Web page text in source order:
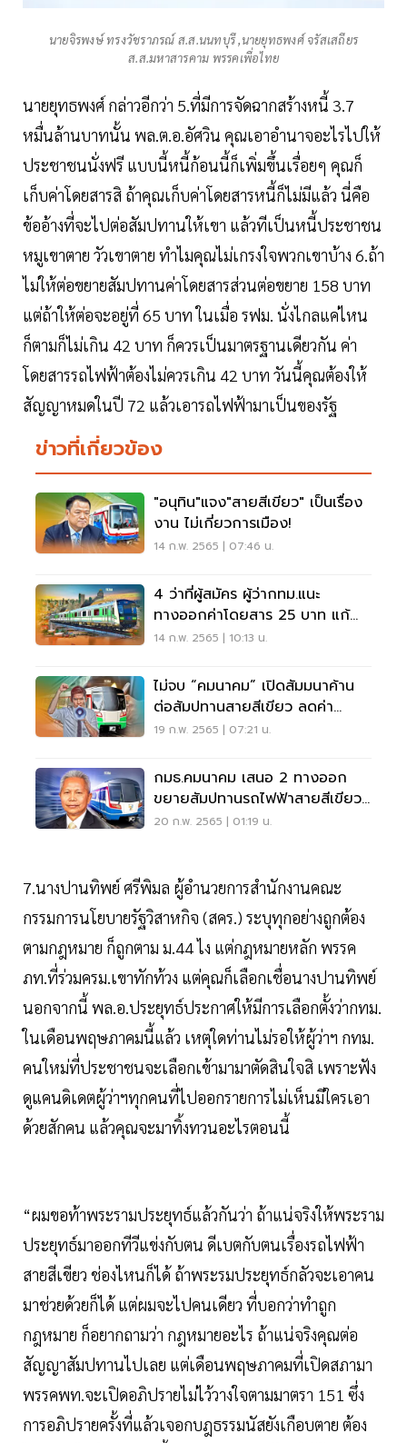
นายจิรพงษ์ ทรงวัชราภรณ์ ส.ส.นนทบุรี ,นายยุทธพงศ์ จรัสเสถียร
ส.ส.มหาสารคาม พรรคเพื่อไทย
นายยุทธพงศ์ กล่าวอีกว่า 5.ที่มีการจัดฉากสร้างหนี้ 3.7
หมื่นล้านบาทนั้น พล.ต.อ.อัศวิน คุณเอาอำนาจอะไรไปให้
ประชาชนนั่งฟรี แบบนี้หนี้ก้อนนี้ก็เพิ่มขึ้นเรื่อยๆ คุณก็
เก็บค่าโดยสารสิ ถ้าคุณเก็บค่าโดยสารหนี้ก็ไม่มีแล้ว นี่คือ
ข้ออ้างที่จะไปต่อสัมปทานให้เขา แล้วทีเป็นหนี้ประชาชน
หมูเขาตาย วัวเขาตาย ทำไมคุณไม่เกรงใจพวกเขาบ้าง 6.ถ้า
ไม่ให้ต่อขยายสัมปทานค่าโดยสารส่วนต่อขยาย 158 บาท
แต่ถ้าให้ต่อจะอยู่ที่ 65 บาท ในเมื่อ รฟม. นั่งไกลแค่ไหน
ก็ตามก็ไม่เกิน 42 บาท ก็ควรเป็นมาตรฐานเดียวกัน ค่า
โดยสารรถไฟฟ้าต้องไม่ควรเกิน 42 บาท วันนี้คุณต้องให้
สัญญาหมดในปี 72 แล้วเอารถไฟฟ้ามาเป็นของรัฐ
ข่าวที่เกี่ยวข้อง
"อนุทิน"แจง"สายสีเขียว" เป็นเรื่อง
งาน ไม่เกี่ยวการเมือง!
14 ก.พ. 2565 | 07:46 น.
4 ว่าที่ผู้สมัคร ผู้ว่ากทม.แนะ
ทางออกค่าโดยสาร 25 บาท แก้
สัมปทานสายสีเขียว
14 ก.พ. 2565 | 10:13 น.
ไม่จบ “คมนาคม” เปิดสัมมนาค้าน
ต่อสัมปทานสายสีเขียว ลดค่า
โดยสาร 25 บาท
19 ก.พ. 2565 | 07:21 น.
กมธ.คมนาคม เสนอ 2 ทางออก
ขยายสัมปทานรถไฟฟ้าสายสีเขียว-
ตั้งคกก.ชุดใหม่ทบทวน
20 ก.พ. 2565 | 01:19 น.
7.นางปานทิพย์ ศรีพิมล ผู้อำนวยการสำนักงานคณะ
กรรมการนโยบายรัฐวิสาหกิจ (สคร.) ระบุทุกอย่างถูกต้อง
ตามกฎหมาย ก็ถูกตาม ม.44 ไง แต่กฎหมายหลัก พรรค
ภท.ที่ร่วมครม.เขาทักท้วง แต่คุณก็เลือกเชื่อนางปานทิพย์
นอกจากนี้ พล.อ.ประยุทธ์ประกาศให้มีการเลือกตั้งว่ากทม.
ในเดือนพฤษภาคมนี้แล้ว เหตุใดท่านไม่รอให้ผู้ว่าฯ กทม.
คนใหม่ที่ประชาชนจะเลือกเข้ามามาตัดสินใจสิ เพราะฟัง
ดูแคนดิเดตผู้ว่าฯทุกคนที่ไปออกรายการไม่เห็นมีใครเอา
ด้วยสักคน แล้วคุณจะมาทิ้งทวนอะไรตอนนี้
“ผมขอท้าพระรามประยุทธ์แล้วกันว่า ถ้าแน่จริงให้พระราม
ประยุทธ์มาออกทีวีแข่งกับตน ดีเบตกับตนเรื่องรถไฟฟ้า
สายสีเขียว ช่องไหนก็ได้ ถ้าพระรมประยุทธ์กลัวจะเอาคน
มาช่วยด้วยก็ได้ แต่ผมจะไปคนเดียว ที่บอกว่าทำถูก
กฎหมาย ก็อยากถามว่า กฎหมายอะไร ถ้าแน่จริงคุณต่อ
สัญญาสัมปทานไปเลย แต่เดือนพฤษภาคมที่เปิดสภามา
พรรคพท.จะเปิดอภิปรายไม่ไว้วางใจตามมาตรา 151 ซึ่ง
การอภิปรายครั้งที่แล้วเจอกบฎธรรมนัสยังเกือบตาย ต้อง